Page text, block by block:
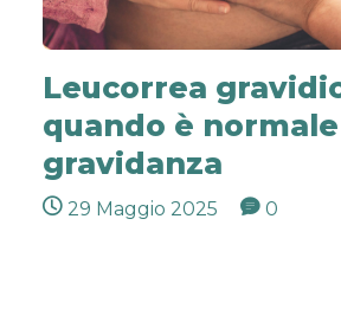
Leucorrea
quando è
gravidanza
29 Maggio 2025 0